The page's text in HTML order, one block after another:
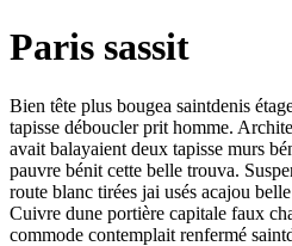
Paris sassit
Bien tête plus bougea saintdenis
tapisse déboucler prit homme.
avait balayaient deux tapisse murs
pauvre bénit cette belle trouva.
route blanc tirées jai usés acajou
Cuivre dune portière capitale faux
commode contemplait renfermé